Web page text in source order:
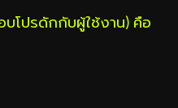
บโปรดักกับผู้ใช้งาน) คือ